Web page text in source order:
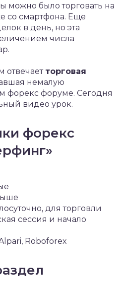
можно было торговать на
со смартфона. Еще
в день, но эта
числа
отвечает торговая
немалую
форекс форуме. Сегодня
видео урок.
форекс
для торговли
сессия и начало
Roboforex